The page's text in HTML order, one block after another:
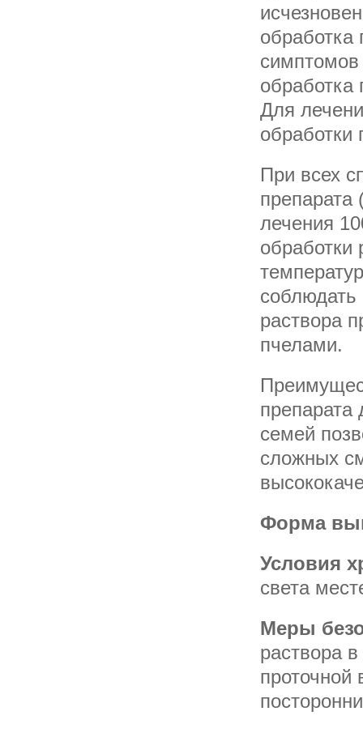
обработка
симптомов
обработка
Для
обработки
При всех
препарата
лечения
обработки
соблюдать
раствора
пчелами.
препарата
семей
сложных
Форма
Условия
света
Меры
раствора
проточной